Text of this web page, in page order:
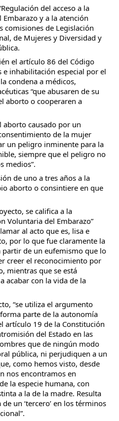
del acceso a la
y a la atención
comisiones de Legislación
de Mujeres y Diversidad y
el artículo 86 del Código
e inhabilitación especial por el
condena a médicos,
“que abusaren de su
aborto o cooperaren a
aborto causado por un
de la mujer
un peligro inminente para la
siempre que el peligro no
medios”.
de uno a tres años a la
aborto o consintiere en que
se califica a la
Voluntaria del Embarazo”
al acto que es, lisa e
por lo que fue claramente la
de un eufemismo que lo
creer el reconocimiento por
mientras que se está
acabar con la vida de la
“se utiliza el argumento
parte de la autonomía
artículo 19 de la Constitución
del Estado en las
que de ningún modo
pública, ni perjudiquen a un
como hemos visto, desde
nos encontramos en
la especie humana, con
a la de la madre. Resulta
un ‘tercero’ en los términos